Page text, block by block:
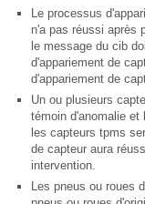
Le processus
n'a pas réussi après
le message du cib
d'appariement de
d'appariement de
Un ou plusieurs
témoin d'anomalie
les capteurs tpms
de capteur aura
intervention.
Les pneus ou roues